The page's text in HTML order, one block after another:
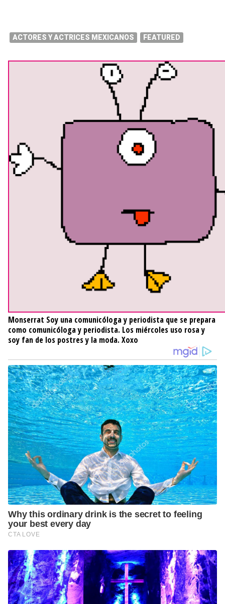
ACTORES Y ACTRICES MEXICANOS FEATURED
Monserrat Soy una comunicóloga y periodista que se prepara
como comunicóloga y periodista. Los miércoles uso rosa y
soy fan de los postres y la moda. Xoxo